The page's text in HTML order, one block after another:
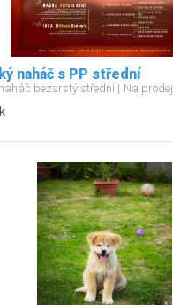
naháč s PP střední
bezsrstý střední Na prodej